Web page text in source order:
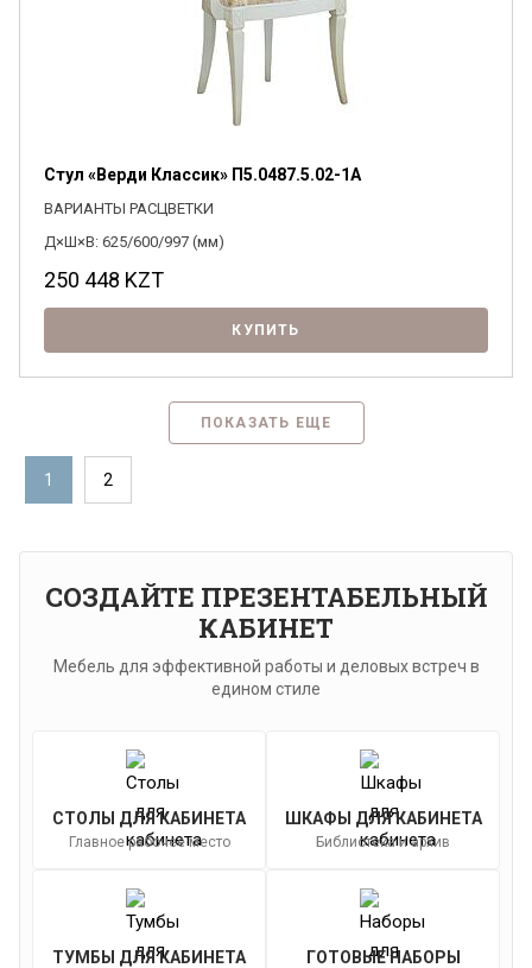
Стул «Верди Классик» П5.0487.5.02-1А
ВАРИАНТЫ РАСЦВЕТКИ
Д×Ш×В: 625/600/997 (мм)
250 448 KZT
КУПИТЬ
ПОКАЗАТЬ ЕЩЕ
1 2
СОЗДАЙТЕ ПРЕЗЕНТАБЕЛЬНЫЙ
КАБИНЕТ
Мебель для эффективной работы и деловых встреч в
едином стиле
СТОЛЫ ДЛЯ КАБИНЕТА
Главное рабочее место
ШКАФЫ ДЛЯ КАБИНЕТА
Библиотека и архив
ТУМБЫ ДЛЯ КАБИНЕТА ГОТОВЫЕ НАБОРЫ